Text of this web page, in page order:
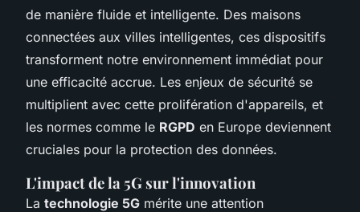
de manière fluide et intelligente. Des maisons
connectées aux villes intelligentes, ces dispositifs
transforment notre environnement immédiat pour
une efficacité accrue. Les enjeux de sécurité se
multiplient avec cette prolifération d'appareils, et
les normes comme le RGPD en Europe deviennent
cruciales pour la protection des données.
L'impact de la 5G sur l'innovation
La technologie 5G mérite une attention